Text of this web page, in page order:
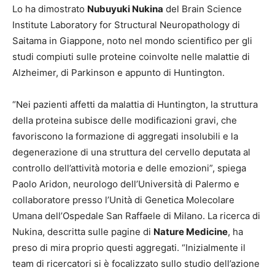
Lo ha dimostrato Nubuyuki Nukina del Brain Science
Institute Laboratory for Structural Neuropathology di
Saitama in Giappone, noto nel mondo scientifico per gli
studi compiuti sulle proteine coinvolte nelle malattie di
Alzheimer, di Parkinson e appunto di Huntington.
“Nei pazienti affetti da malattia di Huntington, la struttura
della proteina subisce delle modificazioni gravi, che
favoriscono la formazione di aggregati insolubili e la
degenerazione di una struttura del cervello deputata al
controllo dell’attività motoria e delle emozioni”, spiega
Paolo Aridon, neurologo dell’Università di Palermo e
collaboratore presso l’Unità di Genetica Molecolare
Umana dell’Ospedale San Raffaele di Milano. La ricerca di
Nukina, descritta sulle pagine di Nature Medicine, ha
preso di mira proprio questi aggregati. “Inizialmente il
team di ricercatori si è focalizzato sullo studio dell’azione